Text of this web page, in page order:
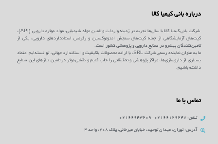
درباره بانی کیمیا کالا
شرکت بانی کیمیا کالا با سال‌ها تجربه در زمینه واردات و تامین مواد شیمیایی، مواد موثره دارویی (API)،
کیت‌های آزمایشگاهی از جمله کیت‌های سنجش اندوتوکسین و رفرنس استانداردهای دارویی، یکی از
تامین‌کنندگان پیشرو در صنایع دارویی و پژوهشی کشور است.
ما به عنوان نماینده رسمی شرکت SRL، با ارائه محصولات باکیفیت و استاندارد جهانی، توانسته‌ایم اعتماد
بسیاری از داروسازی‌ها، مراکز پژوهشی و تحقیقاتی را جلب کنیم و نقشی موثر در تامین نیازهای این صنایع
داشته باشیم.
تماس با ما
تلفن: 02166129647-02166943609
آدرس: تهران، میدان توحید، خیابان میرخانی، پلاک 208، واحد 4